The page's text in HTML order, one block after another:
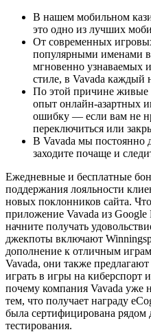
В нашем мобильном
это одно из лучших
От современных
популярными именами в
мгновенно узнаваемых
стиле, в Vavada каждый
По этой причине живые
опыт онлайн-азартных
ошибку — если вам не
переключиться или
В Vavada мы постоянно
заходите почаще и
Ежедневные и бесплатные
поддержания лояльности
новых поклонников сайта.
приложение Vavada из
начните получать
джекпоты включают
дополнение к отличным
Vavada, они также
играть в игры на киберспорт
почему компания Vavada уже
тем, что получает награду
была сертифицирована рядом
тестирования.